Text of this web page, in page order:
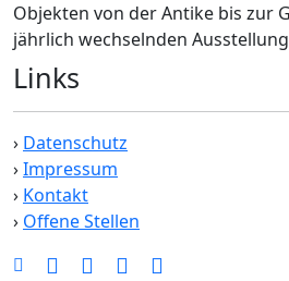
Objekten von der Antike bis zur
jährlich wechselnden
Links
› Datenschutz
›Impressum
› Kontakt
› Offene Stellen